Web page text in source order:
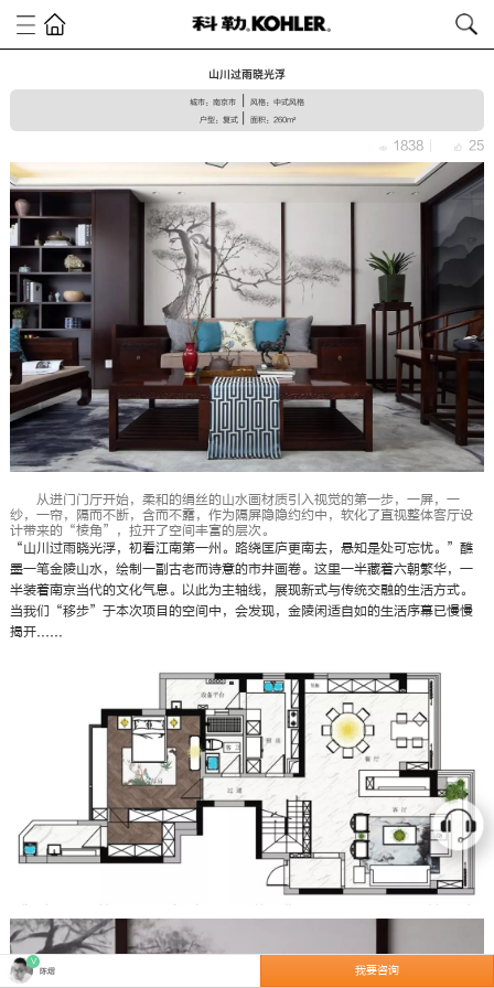
山川过雨晓光浮
城市：南京市
风格：中式风格
户型：复式
面积：260m²
1838 25
从进门门厅开始，柔和的绢丝的山水画材质引入视觉的第一步，一屏，一
纱，一帘，隔而不断，含而不露，作为隔屏隐隐约约中，软化了直视整体客厅设
计带来的“棱角”，拉开了空间丰富的层次。
“山川过雨晓光浮，初看江南第一州。路绕匡庐更南去，悬知是处可忘忧。”醮
墨一笔金陵山水，绘制一副古老而诗意的市井画卷。这里一半藏着六朝繁华，一
半装着南京当代的文化气息。以此为主轴线，展现新式与传统交融的生活方式。
当我们“移步”于本次项目的空间中，会发现，金陵闲适自如的生活序幕已慢慢
揭开......
陈熠
V
我要咨询